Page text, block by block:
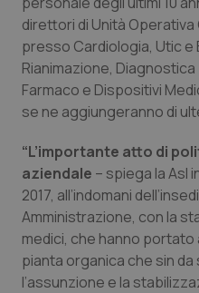
Calabria
Campania
Friuli Venezia Giulia
Lazio
Liguria
Asma & BPCO
Car-T
Dermatite Atopica
Diabete &
Disturbi dell’umore
direttori di Unità
presso Cardiologia, Utic e
Rianimazione,
Farmaco e Dispositivi
se ne aggiungeranno di
“L’importante atto di
aziendale – spiega la Asl
2017, all’indomani
Amministrazione, con la
medici, che hanno
pianta organica che sin
l’assunzione e la